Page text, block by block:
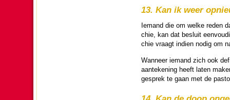
13. Kan ik weer
Iemand die om welke reden
chie, kan dat besluit
chie vraagt indien nodig om
Wanneer iemand zich ook
aanteke­ning heeft laten
gesprek te gaan met de